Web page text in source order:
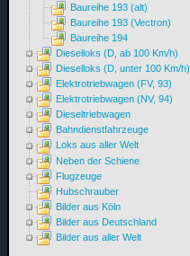
Baureihe 193 (alt)
Baureihe 193 (Vectron)
Baureihe 194
Dieselloks (D, ab 100 Km/h)
Dieselloks (D, unter 100 Km/h)
Elektrotriebwagen (FV, 93)
Elektrotriebwagen (NV, 94)
Dieseltriebwagen
Bahndienstfahrzeuge
Loks aus aller Welt
Neben der Schiene
Flugzeuge
Hubschrauber
Bilder aus Köln
Bilder aus Deutschland
Bilder aus aller Welt